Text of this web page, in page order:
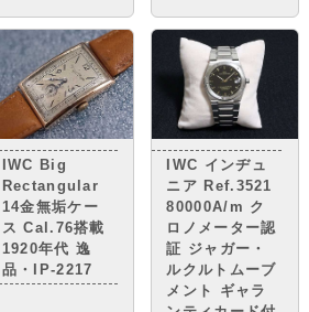
IWC Big
Rectangular
14金無垢ケー
ス Cal.76搭載
1920年代 逸
品・IP-2217
IWC インヂュ
ニア Ref.3521
80000A/m ク
ロノメーター認
証 ジャガー・
ルクルトムーブ
メント ギャラ